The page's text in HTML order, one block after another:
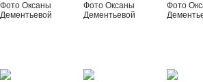
Фото Оксаны
Дементьевой
Фото Оксаны
Дементьевой
Фото